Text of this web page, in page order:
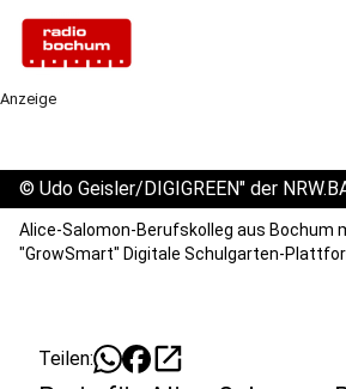
Anzeige
© Udo Geisler/DIGIGREEN" der
Alice-Salomon-Berufskolleg aus Bochum
"GrowSmart" Digitale Schulgarten-
Teilen: open_in_new